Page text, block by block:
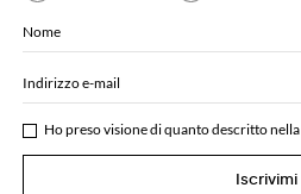
Nome
Indirizzo e-mail
Ho preso visione di quanto descritto nella
Iscrivimi